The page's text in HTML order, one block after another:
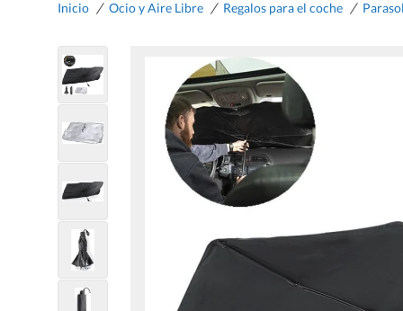
Inicio / Ocio y Aire Libre / Regalos para el coche /